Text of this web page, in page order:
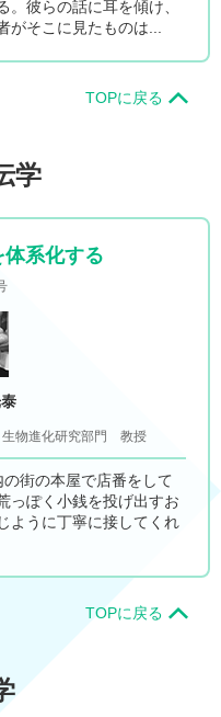
彼らの話に耳を傾け、
そこに見たものは...
TOPに戻る
学
系化する
物進化研究部門 教授
街の本屋で店番をして
っぽく小銭を投げ出すお
ように丁寧に接してくれ
TOPに戻る